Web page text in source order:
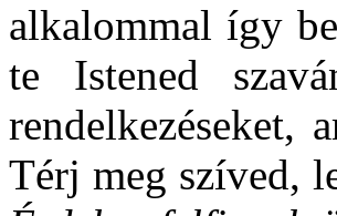
alkalommal így
te Istened
rendelkezéseket,
Térj meg szíved,